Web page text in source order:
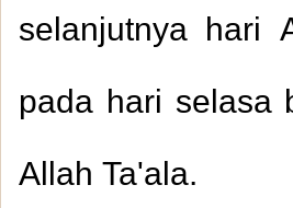
selanjutnya hari
pada hari selasa
Allah Ta'ala.